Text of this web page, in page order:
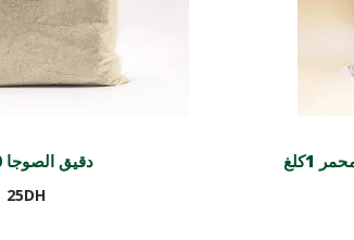
دقيق الصوجا 500 غ
25DH
دقيق القمح المحمر 1كلغfarine de blé torréfié